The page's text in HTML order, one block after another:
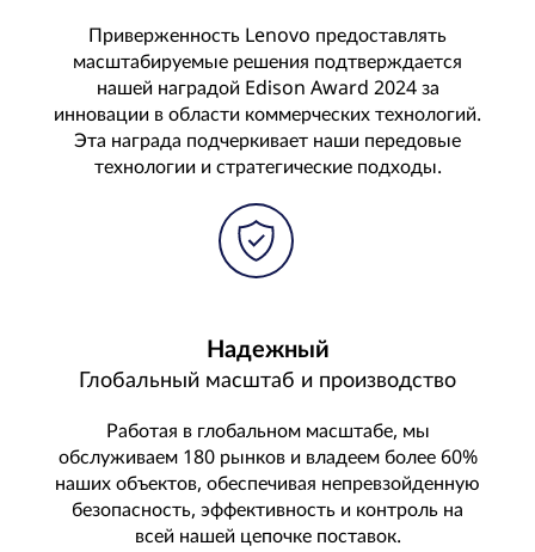
Приверженность Lenovo предоставлять
масштабируемые решения подтверждается
нашей наградой Edison Award 2024 за
инновации в области коммерческих технологий.
Эта награда подчеркивает наши передовые
технологии и стратегические подходы.
Надежный
Глобальный масштаб и производство
Работая в глобальном масштабе, мы
обслуживаем 180 рынков и владеем более 60%
наших объектов, обеспечивая непревзойденную
безопасность, эффективность и контроль на
всей нашей цепочке поставок.